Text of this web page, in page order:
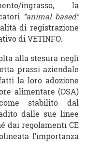
ingrasso, la
“animal based”
di registrazione
di VETINFO.
alla stesura negli
prassi aziendale
la loro adozione
alimentare (OSA)
stabilito dal
dalle sue linee
dai regolamenti CE
l’importanza